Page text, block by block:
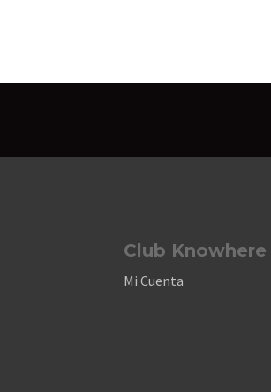
Club Knowhere
Mi Cuenta